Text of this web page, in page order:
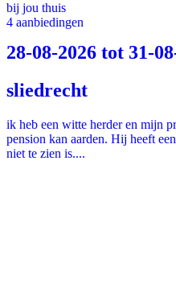
bij jou thuis
4 aanbiedingen
28-08-2026 tot 31-
sliedrecht
ik heb een witte herder en mijn
pension kan aarden. Hij heeft
niet te zien is....